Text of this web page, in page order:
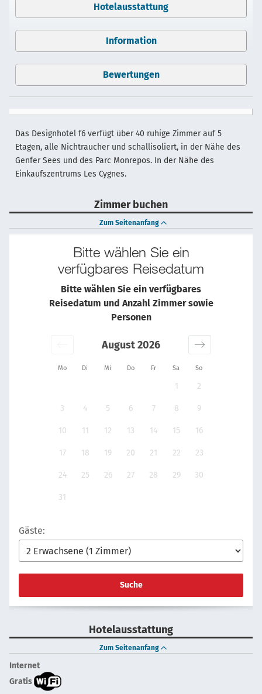
Hotelausstattung
Information
Bewertungen
Das Designhotel f6 verfügt über 40 ruhige Zimmer auf 5
Etagen, alle Nichtraucher und schallisoliert, in der Nähe des
Genfer Sees und des Parc Monrepos. In der Nähe des
Einkaufszentrums Les Cygnes.
Zimmer buchen
Zum Seitenanfang
Bitte wählen Sie ein
verfügbares Reisedatum
Bitte wählen Sie ein verfügbares
Reisedatum und Anzahl Zimmer sowie
Personen
Mo Di Mi Do Fr Sa So
August 2026
1 2
3 4 5 6 7 8 9
10 11 12 13 14 15 16
17 18 19 20 21 22 23
24 25 26 27 28 29 30
31
Gäste:
Suche
Hotelausstattung
Zum Seitenanfang
Internet
Gratis